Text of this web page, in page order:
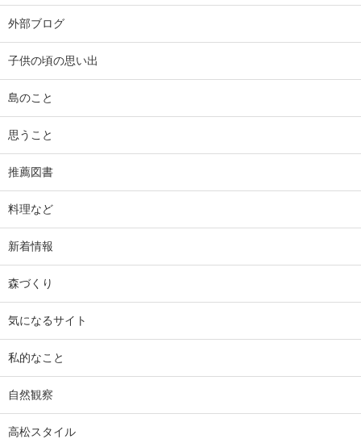
外部ブログ
子供の頃の思い出
島のこと
思うこと
推薦図書
料理など
新着情報
森づくり
気になるサイト
私的なこと
自然観察
高松スタイル